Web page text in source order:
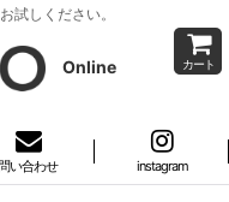
しください。
Online カート
い合わせ instagram